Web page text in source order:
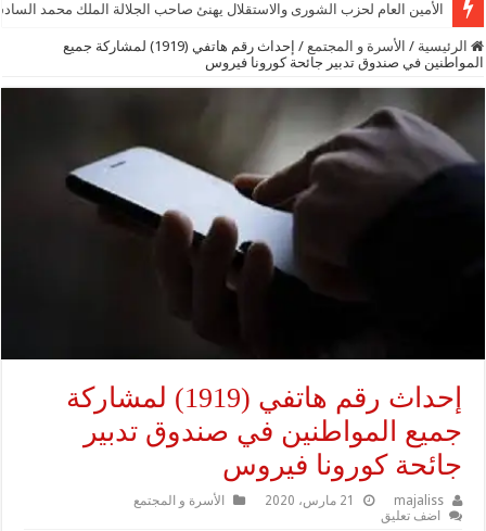
الأمين العام لحزب الشورى والاستقلال يهنئ صاحب الجلالة الملك محمد
الرئيسية / الأسرة و المجتمع /
إحداث رقم هاتفي (1919) لمشاركة جميع
المواطنين في صندوق تدبير جائحة كورونا فيروس
إحداث رقم هاتفي (1919) لمشاركة
جميع المواطنين في صندوق تدبير
جائحة كورونا فيروس
majaliss 21 مارس، 2020
الأسرة و المجتمع
اضف تعليق